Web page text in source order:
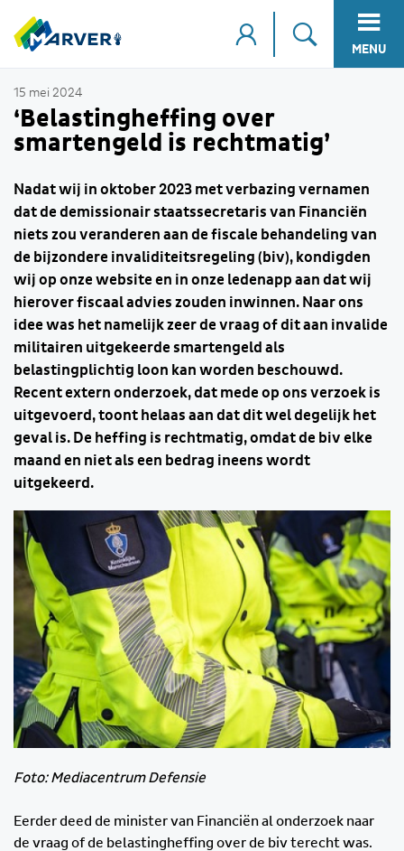
MENU
15 mei 2024
‘Belastingheffing over
smartengeld is rechtmatig’
Nadat wij in oktober 2023 met verbazing vernamen
dat de demissionair staatssecretaris van Financiën
niets zou veranderen aan de fiscale behandeling van
de bijzondere invaliditeitsregeling (biv), kondigden
wij op onze website en in onze ledenapp aan dat wij
hierover fiscaal advies zouden inwinnen. Naar ons
idee was het namelijk zeer de vraag of dit aan invalide
militairen uitgekeerde smartengeld als
belastingplichtig loon kan worden beschouwd.
Recent extern onderzoek, dat mede op ons verzoek is
uitgevoerd, toont helaas aan dat dit wel degelijk het
geval is. De heffing is rechtmatig, omdat de biv elke
maand en niet als een bedrag ineens wordt
uitgekeerd.
Foto: Mediacentrum Defensie
Eerder deed de minister van Financiën al onderzoek naar
de vraag of de belastingheffing over de biv terecht was.